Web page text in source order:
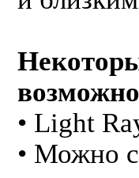
• Light
• Можно